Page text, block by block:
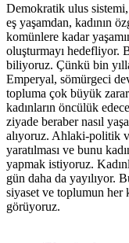
Demokratik ulus
eş yaşamdan, kadının
komünlere kadar
oluşturmayı hedefliyor.
biliyoruz. Çünkü bin
Emperyal, sömürgeci
topluma çok büyük
kadınların öncülük
ziyade beraber nasıl
alıyoruz. Ahlaki-politik
yaratılması ve bunu
yapmak istiyoruz.
gün daha da yayılıyor.
siyaset ve toplumun her
görüyoruz.